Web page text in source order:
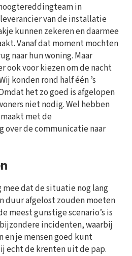
in
van de installatie
kunnen zekeren en daarmee
Vanaf dat moment mochten
naar hun woning. Maar
ook voor kiezen om de nacht
konden rond half één ’s
het zo goed is afgelopen
niet nodig. Wel hebben
met de
over de communicatie naar
mee dat de situatie nog lang
duur afgelost zouden moeten
meest gunstige scenario’s is
incidenten, waarbij
en je mensen goed kunt
echt de krenten uit de pap.